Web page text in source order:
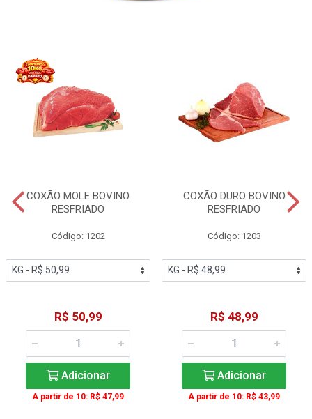
COXÃO MOLE BOVINO
RESFRIADO
Código: 1202
R$ 50,99
Adicionar
A partir de 10: R$ 47,99
COXÃO DURO BOVINO
RESFRIADO
Código: 1203
R$ 48,99
Adicionar
A partir de 10: R$ 43,99